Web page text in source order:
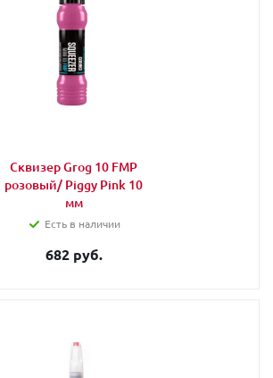
Сквизер Grog 10 FMP
розовый/ Piggy Pink 10
мм
Есть в наличии
682 руб.